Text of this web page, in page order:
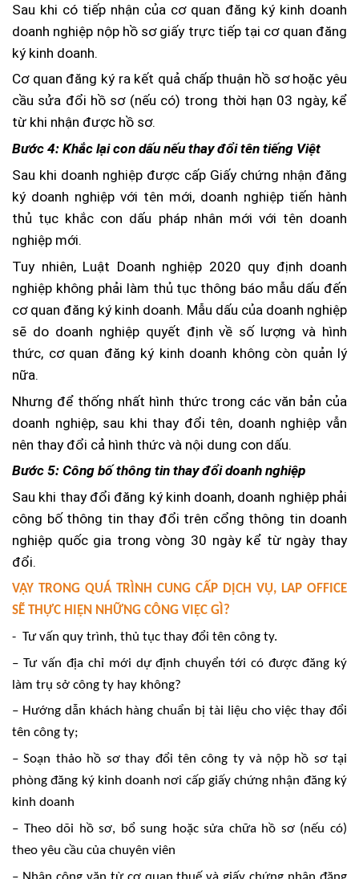
Sau khi có tiếp nhận của cơ quan đăng ký kinh doanh
doanh nghiệp nộp hồ sơ giấy trực tiếp tại cơ quan đăng
ký kinh doanh.
Cơ quan đăng ký ra kết quả chấp thuận hồ sơ hoặc yêu
cầu sửa đổi hồ sơ (nếu có) trong thời hạn 03 ngày, kể
từ khi nhận được hồ sơ.
Bước 4: Khắc lại con dấu nếu thay đổi tên tiếng Việt
Sau khi doanh nghiệp được cấp Giấy chứng nhận đăng
ký doanh nghiệp với tên mới, doanh nghiệp tiến hành
thủ tục khắc con dấu pháp nhân mới với tên doanh
nghiệp mới.
Tuy nhiên, Luật Doanh nghiệp 2020 quy định doanh
nghiệp không phải làm thủ tục thông báo mẫu dấu đến
cơ quan đăng ký kinh doanh. Mẫu dấu của doanh nghiệp
sẽ do doanh nghiệp quyết định về số lượng và hình
thức, cơ quan đăng ký kinh doanh không còn quản lý
nữa.
Nhưng để thống nhất hình thức trong các văn bản của
doanh nghiệp, sau khi thay đổi tên, doanh nghiệp vẫn
nên thay đổi cả hình thức và nội dung con dấu.
Bước 5: Công bố thông tin thay đổi doanh nghiệp
Sau khi thay đổi đăng ký kinh doanh, doanh nghiệp phải
công bố thông tin thay đổi trên cổng thông tin doanh
nghiệp quốc gia trong vòng 30 ngày kể từ ngày thay
đổi.
VẬY TRONG QUÁ TRÌNH CUNG CẤP DỊCH VỤ, LAP OFFICE
SẼ THỰC HIỆN NHỮNG CÔNG VIỆC GÌ?
- Tư vấn quy trình, thủ tục thay đổi tên công ty.
– Tư vấn địa chỉ mới dự định chuyển tới có được đăng ký
làm trụ sở công ty hay không?
– Hướng dẫn khách hàng chuẩn bị tài liệu cho việc thay đổi
tên công ty;
– Soạn thảo hồ sơ thay đổi tên công ty và nộp hồ sơ tại
phòng đăng ký kinh doanh nơi cấp giấy chứng nhận đăng ký
kinh doanh
– Theo dõi hồ sơ, bổ sung hoặc sửa chữa hồ sơ (nếu có)
theo yêu cầu của chuyên viên